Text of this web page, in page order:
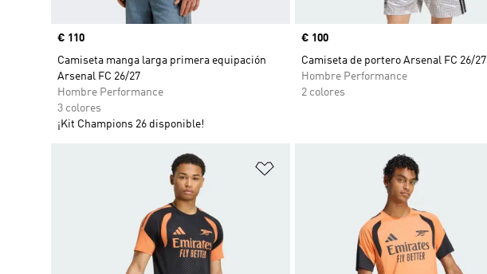
Precio
€ 110
Camiseta manga larga primera equipación
Arsenal FC 26/27
Hombre Performance
3 colores
¡Kit Champions 26 disponible!
Precio
€ 100
Camiseta de portero Arsenal FC 26/27
Hombre Performance
2 colores
Añadir a la lista de deseos